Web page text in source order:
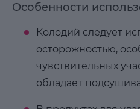
Особенности
Колодий следует
осторожностью,
чувствительных
обладает